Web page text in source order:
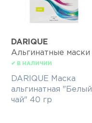
DARIQUE
Альгинатные маски
✔ В НАЛИЧИИ
DARIQUE Маска
альгинатная "Белый
чай" 40 гр